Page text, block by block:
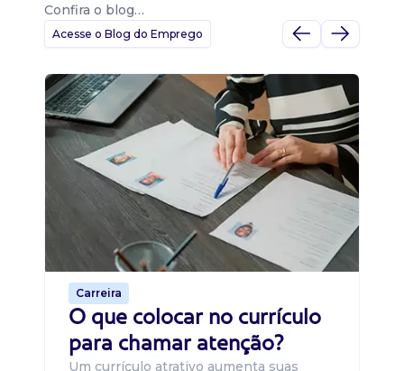
Confira o blog…
Acesse o Blog do Emprego
Carreira
O que colocar no currículo
para chamar atenção?
Um currículo atrativo aumenta suas